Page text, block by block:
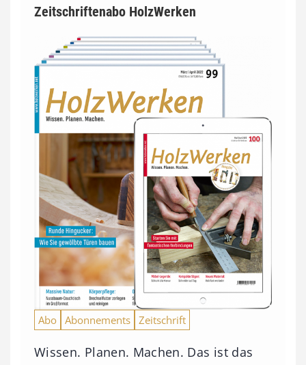
Zeitschriftenabo HolzWerken
Abo Abonnements Zeitschrift
Wissen. Planen. Machen. Das ist das